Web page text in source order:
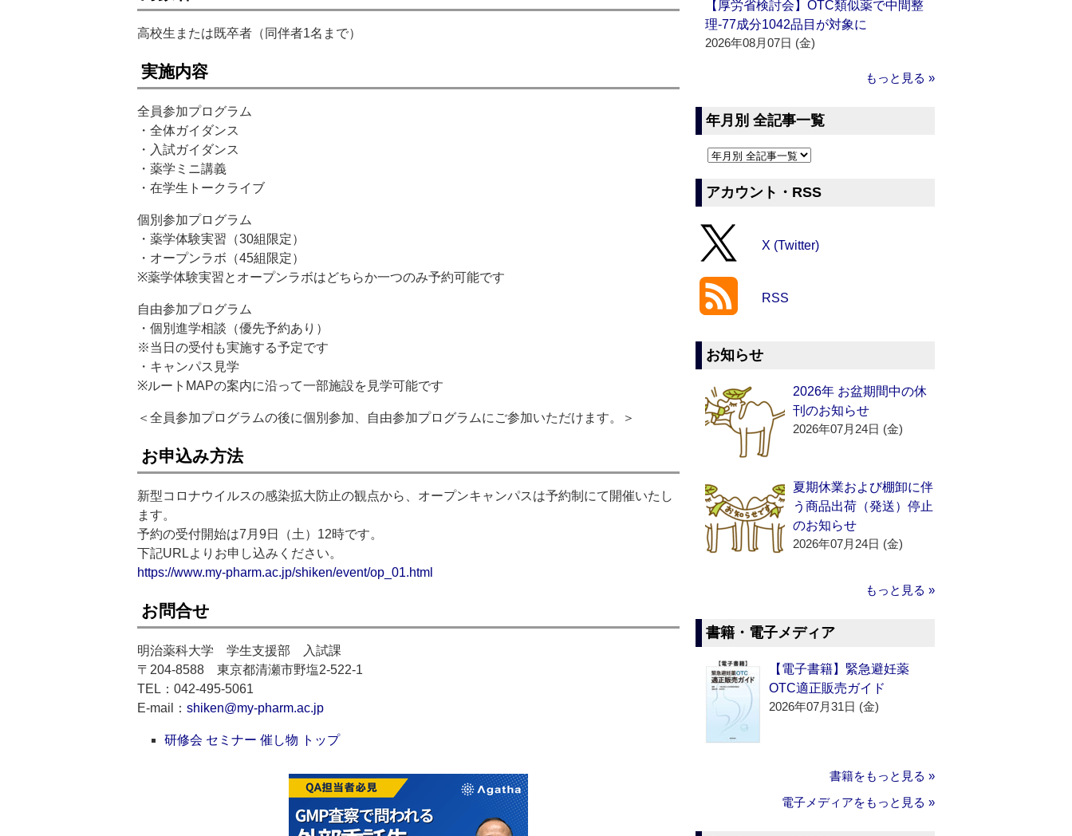
高校生または既卒者（同伴者1名まで）
実施内容
全員参加プログラム
・全体ガイダンス
・入試ガイダンス
・薬学ミニ講義
・在学生トークライブ
個別参加プログラム
・薬学体験実習（30組限定）
・オープンラボ（45組限定）
※薬学体験実習とオープンラボはどちらか一つのみ予約可能です
自由参加プログラム
・個別進学相談（優先予約あり）
※当日の受付も実施する予定です
・キャンパス見学
※ルートMAPの案内に沿って一部施設を見学可能です
＜全員参加プログラムの後に個別参加、自由参加プログラムにご参加いただけます。＞
お申込み方法
新型コロナウイルスの感染拡大防止の観点から、オープンキャンパスは予約制にて開催いたし
ます。
予約の受付開始は7月9日（土）12時です。
下記URLよりお申し込みください。
https://www.my-pharm.ac.jp/shiken/event/op_01.html
お問合せ
明治薬科大学 学生支援部 入試課
〒204-8588 東京都清瀬市野塩2-522-1
TEL：042-495-5061
E-mail： shiken@my-pharm.ac.jp
研修会 セミナー 催し物 トップ
【厚労省検討会】OTC類似薬で中間整
理‐77成分1042品目が対象に
2026年08月07日 (金)
もっと見る »
年月別 全記事一覧
アカウント・RSS
X (Twitter)
RSS
お知らせ
2026年 お盆期間中の休
刊のお知らせ
2026年07月24日 (金)
夏期休業および棚卸に伴
う商品出荷（発送）停止
のお知らせ
2026年07月24日 (金)
もっと見る »
書籍・電子メディア
【電子書籍】緊急避妊薬
OTC適正販売ガイド
2026年07月31日 (金)
書籍をもっと見る »
電子メディアをもっと見る »